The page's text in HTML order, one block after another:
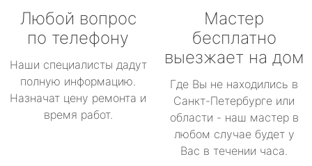
Любой вопрос
по телефону
Наши специалисты дадут
полную информацию.
Назначат цену ремонта и
время работ.
Мастер
бесплатно
выезжает на дом
Где Вы не находились в
Санкт-Петербурге или
области - наш мастер в
любом случае будет у
Вас в течении часа.